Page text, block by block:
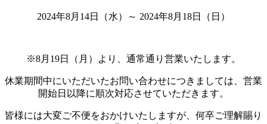
2024年8月14日（水）～ 2024年8月18日（日）
※8月19日（月）より、通常通り営業いたします。
休業期間中にいただいたお問い合わせにつきましては、営業
開始日以降に順次対応させていただきます。
皆様には大変ご不便をおかけいたしますが、何卒ご理解賜り